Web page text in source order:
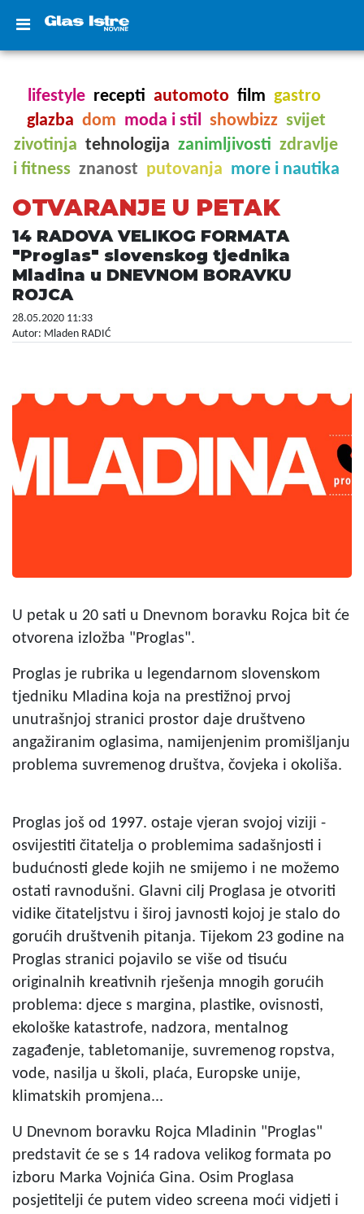
lifestyle recepti automoto film gastro
glazba dom moda i stil showbizz svijet
zivotinja tehnologija zanimljivosti zdravlje
i fitness znanost putovanja more i nautika
OTVARANJE U PETAK
14 RADOVA VELIKOG FORMATA
"Proglas" slovenskog tjednika
Mladina u DNEVNOM BORAVKU
ROJCA
28.05.2020 11:33
Autor: Mladen RADIĆ
U petak u 20 sati u Dnevnom boravku Rojca bit će
otvorena izložba "Proglas".
Proglas je rubrika u legendarnom slovenskom
tjedniku Mladina koja na prestižnoj prvoj
unutrašnjoj stranici prostor daje društveno
angažiranim oglasima, namijenjenim promišljanju
problema suvremenog društva, čovjeka i okoliša.
Proglas još od 1997. ostaje vjeran svojoj viziji -
osvijestiti čitatelja o problemima sadašnjosti i
budućnosti glede kojih ne smijemo i ne možemo
ostati ravnodušni. Glavni cilj Proglasa je otvoriti
vidike čitateljstvu i široj javnosti kojoj je stalo do
gorućih društvenih pitanja. Tijekom 23 godine na
Proglas stranici pojavilo se više od tisuću
originalnih kreativnih rješenja mnogih gorućih
problema: djece s margina, plastike, ovisnosti,
ekološke katastrofe, nadzora, mentalnog
zagađenje, tabletomanije, suvremenog ropstva,
vode, nasilja u školi, plaća, Europske unije,
klimatskih promjena...
U Dnevnom boravku Rojca Mladinin "Proglas"
predstavit će se s 14 radova velikog formata po
izboru Marka Vojnića Gina. Osim Proglasa
posjetitelji će putem video screena moći vidjeti i